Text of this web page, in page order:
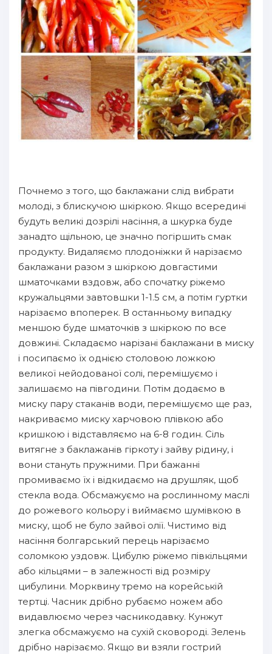
Почнемо з того, що баклажани слід вибрати
молоді, з блискучою шкіркою. Якщо всередині
будуть великі дозрілі насіння, а шкурка буде
занадто щільною, це значно погіршить смак
продукту. Видаляємо плодоніжки й нарізаємо
баклажани разом з шкіркою довгастими
шматочками вздовж, або спочатку ріжемо
кружальцями завтовшки 1-1.5 см, а потім гуртки
нарізаємо впоперек. В останньому випадку
меншою буде шматочків з шкіркою по все
довжині. Складаємо нарізані баклажани в миску
і посипаємо їх однією столовою ложкою
великої нейодованої солі, перемішуємо і
залишаємо на півгодини. Потім додаємо в
миску пару стаканів води, перемішуємо ще раз,
накриваємо миску харчовою плівкою або
кришкою і відставляємо на 6-8 годин. Сіль
витягне з баклажанів гіркоту і зайву рідину, і
вони стануть пружними. При бажанні
промиваємо їх і відкидаємо на друшляк, щоб
стекла вода. Обсмажуємо на рослинному маслі
до рожевого кольору і виймаємо шумівкою в
миску, щоб не було зайвої олії. Чистимо від
насіння болгарський перець нарізаємо
соломкою уздовж. Цибулю ріжемо півкільцями
або кільцями – в залежності від розміру
цибулини. Морквину тремо на корейській
тертці. Часник дрібно рубаємо ножем або
видавлюємо через часникодавку. Кунжут
злегка обсмажуємо на сухій сковороді. Зелень
дрібно нарізаємо. Якщо ви взяли гострий